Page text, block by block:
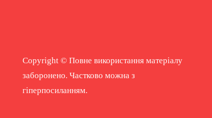
Copyright © Повне використання матеріалу
заборонено. Частково можна з
гіперпосиланням.